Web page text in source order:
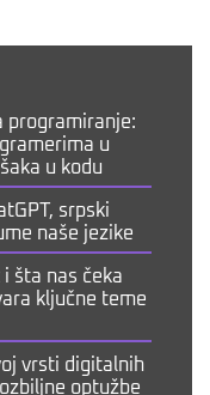
programiranje:
u
u kodu
srpski
naše jezike
i šta nas čeka
ključne teme
vrsti digitalnih
optužbe